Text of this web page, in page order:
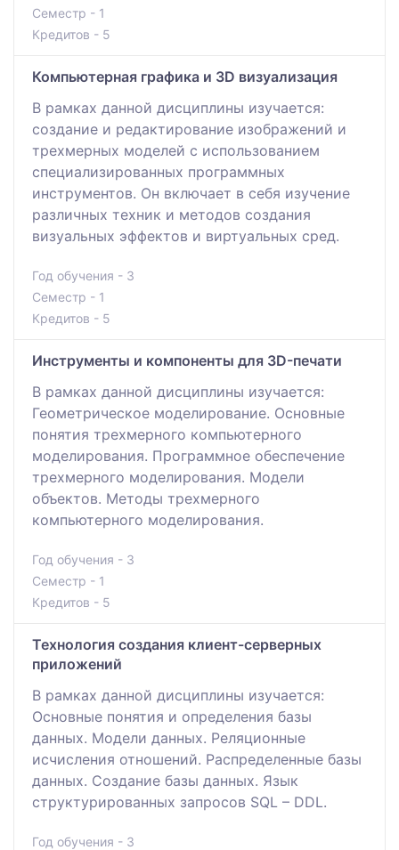
Семестр - 1
Кредитов - 5
Компьютерная графика и 3D визуализация
В рамках данной дисциплины изучается:
создание и редактирование изображений и
трехмерных моделей с использованием
специализированных программных
инструментов. Он включает в себя изучение
различных техник и методов создания
визуальных эффектов и виртуальных сред.
Год обучения - 3
Семестр - 1
Кредитов - 5
Инструменты и компоненты для 3D-печати
В рамках данной дисциплины изучается:
Геометрическое моделирование. Основные
понятия трехмерного компьютерного
моделирования. Программное обеспечение
трехмерного моделирования. Модели
объектов. Методы трехмерного
компьютерного моделирования.
Год обучения - 3
Семестр - 1
Кредитов - 5
Технология создания клиент-серверных
приложений
В рамках данной дисциплины изучается:
Основные понятия и определения базы
данных. Модели данных. Реляционные
исчисления отношений. Распределенные базы
данных. Создание базы данных. Язык
структурированных запросов SQL – DDL.
Год обучения - 3